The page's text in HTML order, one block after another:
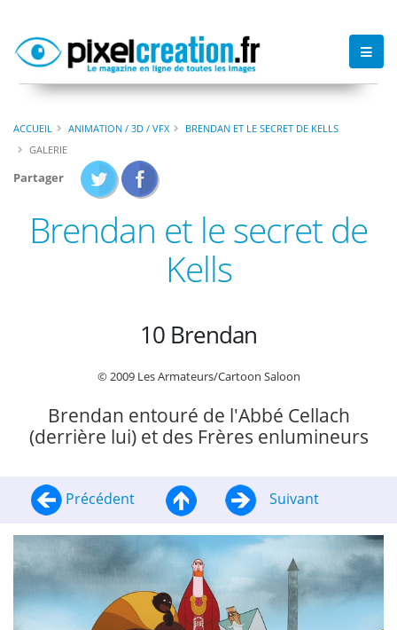
ACCUEIL ANIMATION / 3D / VFX
BRENDAN ET LE SECRET DE KELLS
GALERIE
Partager
Brendan et le secret de
Kells
10 Brendan
© 2009 Les Armateurs/Cartoon Saloon
Brendan entouré de l'Abbé Cellach
(derrière lui) et des Frères enlumineurs
Précédent Suivant